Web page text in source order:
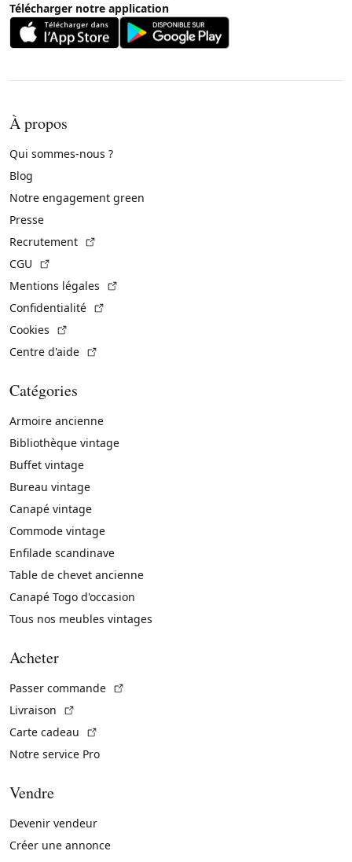
Télécharger notre application
À propos
Qui sommes-nous ?
Blog
Notre engagement green
Presse
Recrutement
CGU
Mentions légales
Confidentialité
Cookies
Centre d'aide
Catégories
Armoire ancienne
Bibliothèque vintage
Buffet vintage
Bureau vintage
Canapé vintage
Commode vintage
Enfilade scandinave
Table de chevet ancienne
Canapé Togo d'occasion
Tous nos meubles vintages
Acheter
Passer commande
Livraison
Carte cadeau
Notre service Pro
Vendre
Devenir vendeur
Créer une annonce